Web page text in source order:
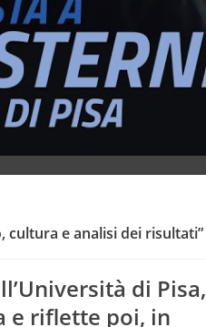
cultura e analisi dei risultati”
di Pisa,
e riflette poi, in